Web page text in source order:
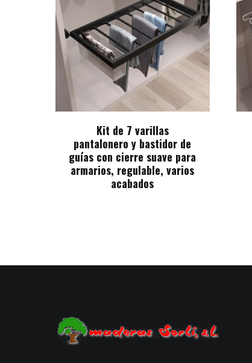
Kit de 7 varillas
pantalonero y bastidor de
guías con cierre suave para
armarios, regulable, varios
acabados